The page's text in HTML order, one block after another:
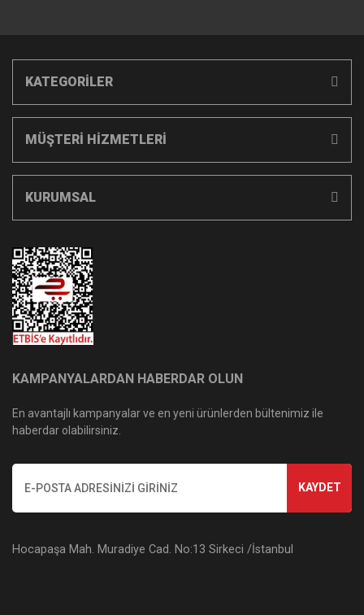
KATEGORİLER
MÜŞTERİ HİZMETLERİ
KURUMSAL
KAMPANYALARDAN HABERDAR OLUN
En avantajlı kampanyalar ve en yeni ürünlerden bültenimiz ile
haberdar olabilirsiniz.
KAYDET
Hocapaşa Mah. Muradiye Cad. No:13 Sirkeci /İstanbul